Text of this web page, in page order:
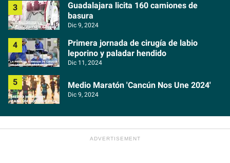
Guadalajara licita 160 camiones de
basura
Dic 9, 2024
Primera jornada de cirugía de labio
leporino y paladar hendido
Dic 11, 2024
Medio Maratón 'Cancún Nos Une 2024'
Dic 9, 2024